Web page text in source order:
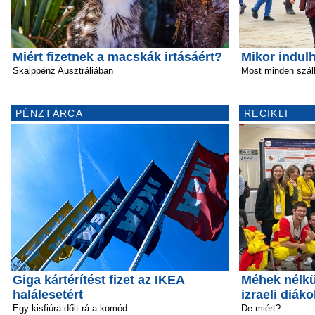
Miért fizetnek a macskák irtásáért?
Skalppénz Ausztráliában
PÉNZTÁRCA
Giga kártérítést fizet az IKEA
halálesetért
Egy kisfiúra dőlt rá a komód
Mikor
Most minden
RECIKLI
Méhek
izraeli
De miért?